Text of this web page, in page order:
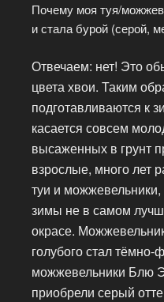
Почему моя туя/
и стала бурой (серой,
Отвечаем: нет! Это
цвета хвои. Таким
подготавливаются к
касается совсем
высаженных в грунт
взрослые, много лет
туи и
зимы не в самом
окрасе.
голубого стал
можжевельники Блю
приобрели серый